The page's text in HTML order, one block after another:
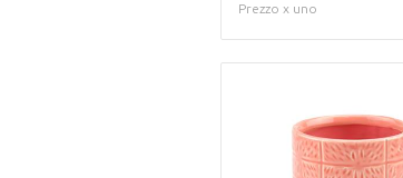
Prezzo x uno